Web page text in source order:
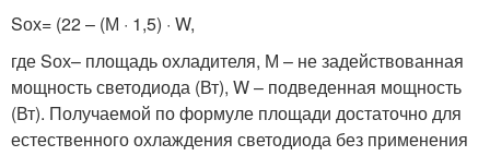
Sох= (22 – (М · 1,5) · W,
где Sох– площадь охладителя, М – не задействованная
мощность светодиода (Вт), W – подведенная мощность
(Вт). Получаемой по формуле площади достаточно для
естественного охлаждения светодиода без применения